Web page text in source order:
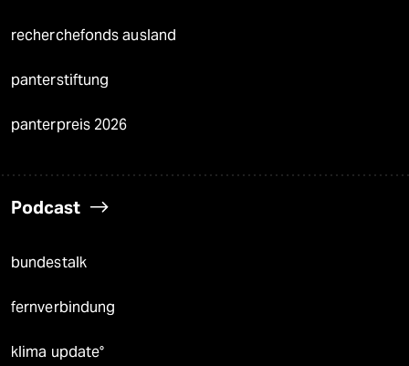
recherchefonds ausland
panterstiftung
panterpreis 2026
Podcast
bundestalk
fernverbindung
klima update°